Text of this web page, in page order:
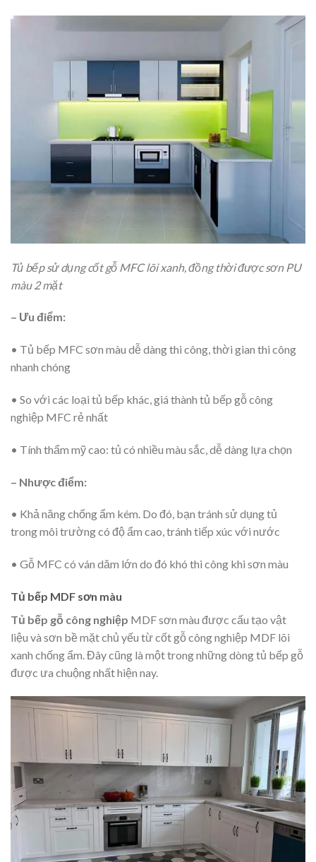
Tủ bếp sử dụng cốt gỗ MFC lõi xanh, đồng thời được sơn PU
màu 2 mặt
– Ưu điểm:
• Tủ bếp MFC sơn màu dễ dàng thi công, thời gian thi công
nhanh chóng
• So với các loại tủ bếp khác, giá thành tủ bếp gỗ công
nghiệp MFC rẻ nhất
• Tính thẩm mỹ cao: tủ có nhiều màu sắc, dễ dàng lựa chọn
– Nhược điểm:
• Khả năng chống ẩm kém. Do đó, bạn tránh sử dụng tủ
trong môi trường có độ ẩm cao, tránh tiếp xúc với nước
• Gỗ MFC có ván dăm lớn do đó khó thi công khi sơn màu
Tủ bếp MDF sơn màu
Tủ bếp gỗ công nghiệp MDF sơn màu được cấu tạo vật
liệu và sơn bề mặt chủ yếu từ cốt gỗ công nghiệp MDF lõi
xanh chống ẩm. Đây cũng là một trong những dòng tủ bếp gỗ
được ưa chuộng nhất hiện nay.